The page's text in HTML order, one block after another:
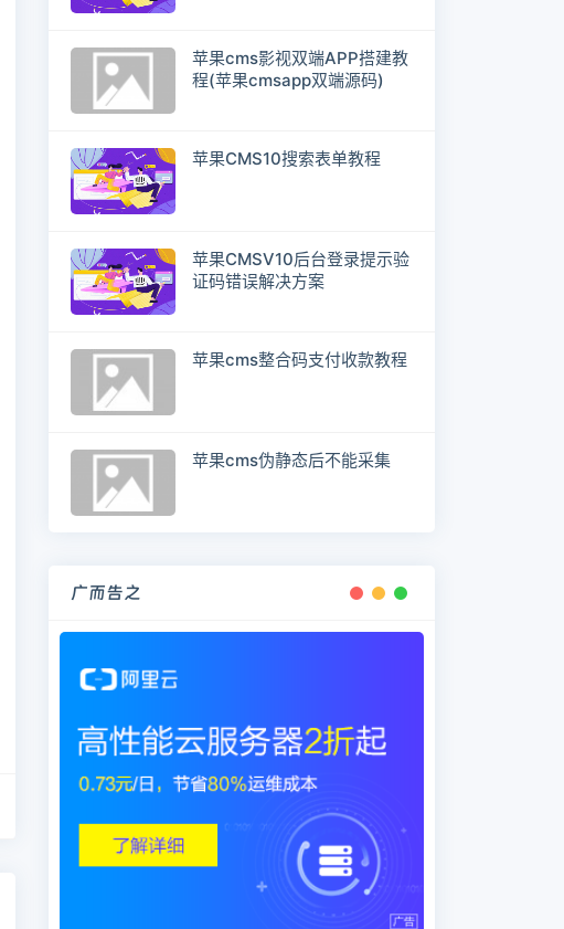
苹果cms影视双端APP搭建教
程(苹果cmsapp双端源码)
苹果CMS10搜索表单教程
苹果CMSV10后台登录提示验
证码错误解决方案
苹果cms整合码支付收款教程
苹果cms伪静态后不能采集
广而告之